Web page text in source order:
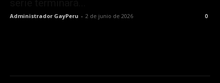
Administrador GayPeru - 2 de junio de 2026 0